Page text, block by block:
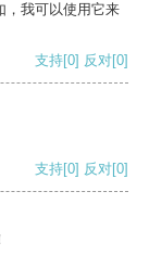
，我可以使用它来
支持[0] 反对[0]
支持[0] 反对[0]